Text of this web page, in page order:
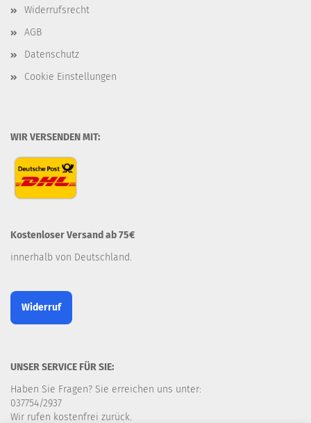
Widerrufsrecht
AGB
Datenschutz
Cookie Einstellungen
WIR VERSENDEN MIT:
Kostenloser Versand ab 75€
innerhalb von Deutschland.
Widerruf
UNSER SERVICE FÜR SIE:
Haben Sie Fragen? Sie erreichen uns unter:
037754/2937
Wir rufen kostenfrei zurück.